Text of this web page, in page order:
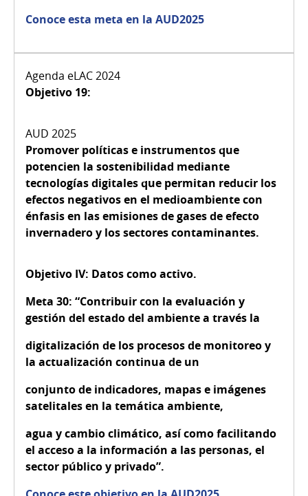
Conoce esta meta en la AUD2025
Objetivo 19:
Promover políticas e instrumentos que
potencien la sostenibilidad mediante
tecnologías digitales que permitan reducir los
efectos negativos en el medioambiente con
énfasis en las emisiones de gases de efecto
invernadero y los sectores contaminantes.
Objetivo IV: Datos como activo.
Meta 30: “Contribuir con la evaluación y
gestión del estado del ambiente a través la
digitalización de los procesos de monitoreo y
la actualización continua de un
conjunto de indicadores, mapas e imágenes
satelitales en la temática ambiente,
agua y cambio climático, así como facilitando
el acceso a la información a las personas, el
sector público y privado”.